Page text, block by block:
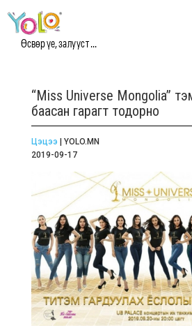
Өсвөр үе, залууст ...
“Miss Universe Mongolia”
баасан гарагт тодорно
Цэцээ | YOLO.MN
2019-09-17